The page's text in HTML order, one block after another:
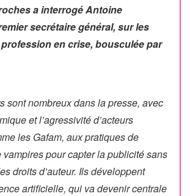
a interrogéAntoine
secrétaire général, sur les
profession en crise, bousculée par
sont nombreux dans la presse, avec
et l’agressivité d’acteurs
les Gafam, aux pratiques de
vampires pour capter la publicité sans
droits d’auteur. Ils développent
artificielle, qui va devenir centrale